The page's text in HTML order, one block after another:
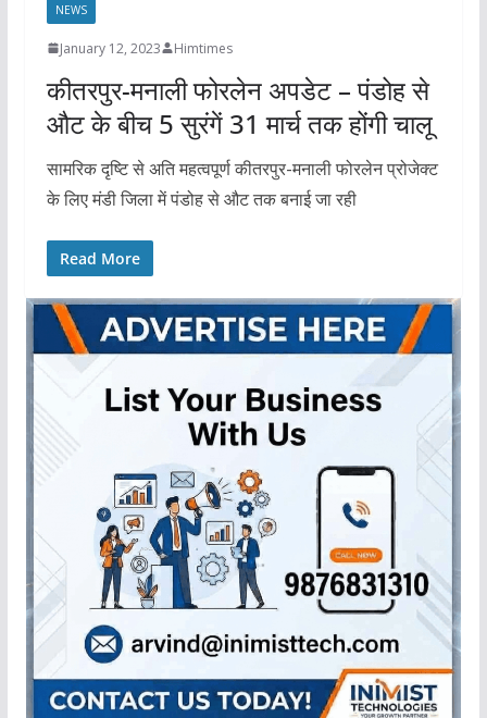
NEWS
January 12, 2023 Himtimes
कीतरपुर-मनाली फोरलेन अपडेट – पंडोह से
औट के बीच 5 सुरंगें 31 मार्च तक होंगी चालू
सामरिक दृष्टि से अति महत्वपूर्ण कीतरपुर-मनाली फोरलेन प्रोजेक्ट
के लिए मंडी जिला में पंडोह से औट तक बनाई जा रही
Read More